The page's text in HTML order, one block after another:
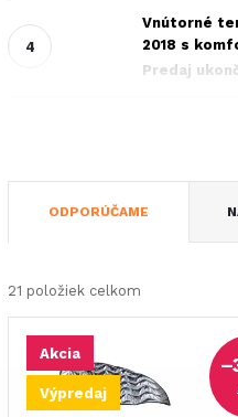
Vnútorné
2018 s
Predaj
d
e
ODPORÚČAME
21 položiek celkom
V
ý
Akcia
Výpredaj